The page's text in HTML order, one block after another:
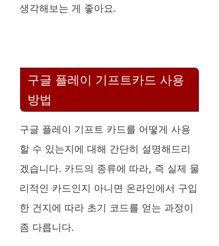
생각해보는 게 좋아요.
구글 플레이 기프트카드 사용
방법
구글 플레이 기프트 카드를 어떻게 사용
할 수 있는지에 대해 간단히 설명해드리
겠습니다. 카드의 종류에 따라, 즉 실제 물
리적인 카드인지 아니면 온라인에서 구입
한 건지에 따라 초기 코드를 얻는 과정이
좀 다릅니다.